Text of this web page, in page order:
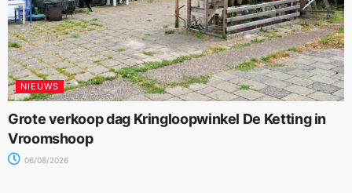
NIEUWS
Grote verkoop dag Kringloopwinkel De Ketting in
Vroomshoop
06/08/2026